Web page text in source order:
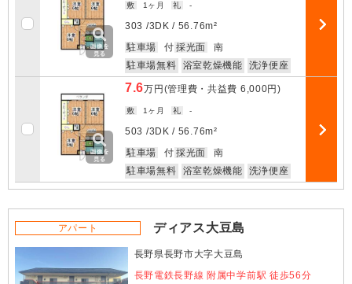
敷 1ヶ月 礼 -
303 /3DK / 56.76m²
駐車場
付 採光面
南
駐車場無料
浴室乾燥機能 洗浄便座
7.6万円 (管理費・共益費 6,000円)
敷 1ヶ月 礼 -
503 /3DK / 56.76m²
駐車場
付 採光面
南
駐車場無料
浴室乾燥機能 洗浄便座
アパート ディアス大豆島
長野県長野市大字大豆島
長野電鉄長野線 附属中学前駅 徒歩56分